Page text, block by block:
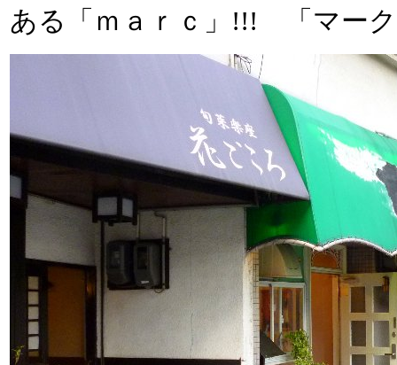
ある「ｍａｒｃ」!!! 「マーク